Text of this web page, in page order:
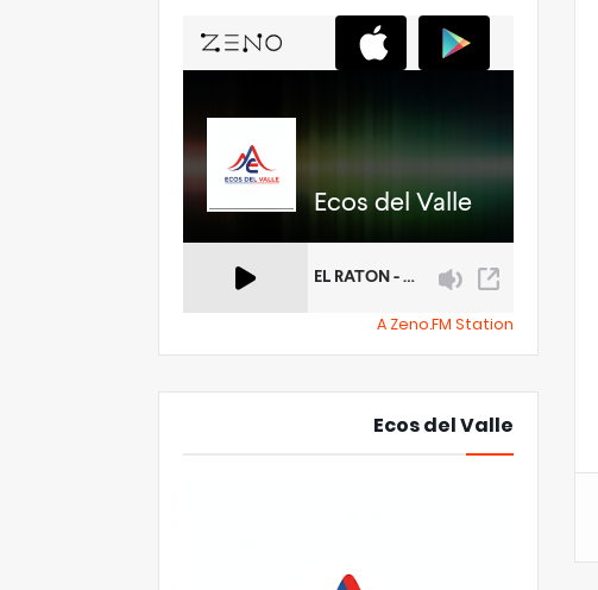
A Zeno.FM Station
Ecos del Valle